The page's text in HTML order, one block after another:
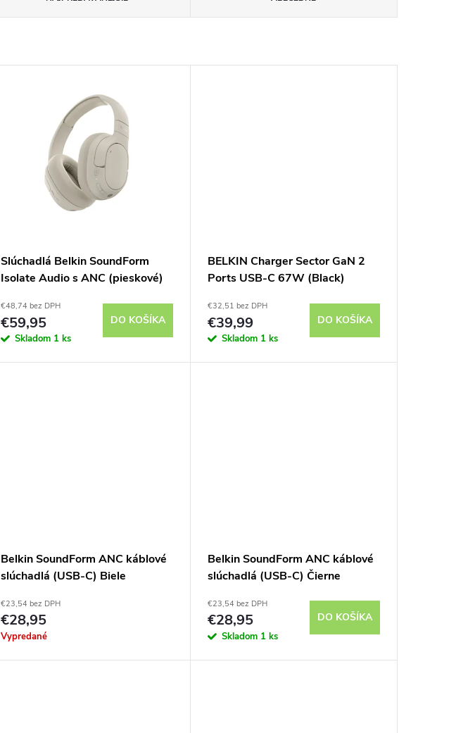
Slúchadlá Belkin SoundForm
Isolate Audio s ANC (pieskové)
€48,74 bez DPH
€59,95
Skladom 1 ks
DO KOŠÍKA
BELKIN Charger Sector GaN 2
Ports USB-C 67W (Black)
€32,51 bez DPH
€39,99
Skladom 1 ks
DO KOŠÍKA
Belkin SoundForm ANC káblové
slúchadlá (USB-C) Biele
€23,54 bez DPH
€28,95
Vypredané
Belkin SoundForm ANC káblové
slúchadlá (USB-C) Čierne
€23,54 bez DPH
€28,95
Skladom 1 ks
DO KOŠÍKA